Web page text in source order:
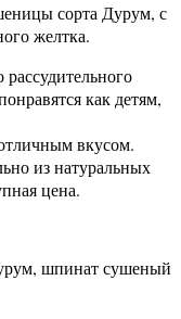
сорта Дурум, с
желтка.
как детям,
вкусом.
из натуральных
цена.
шпинат сушеный